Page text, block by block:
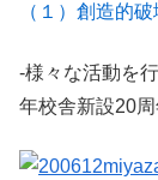
（１）創造的破
-様々な活動を
年校舎新設20周